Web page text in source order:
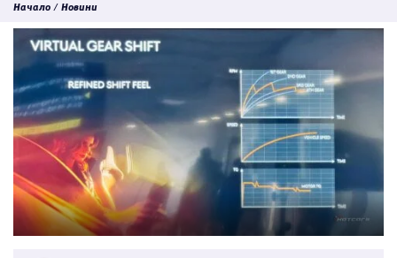
Начало / Новини